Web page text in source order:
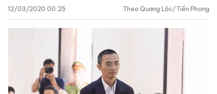
12/03/2020 00:25 Theo Quang Lộc/Tiền Phong